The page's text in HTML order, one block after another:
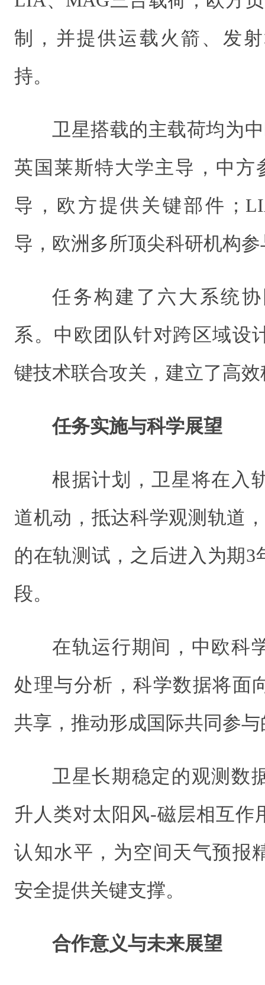
制，并提供运载火箭、发
持。
卫星搭载的主载荷均为
英国莱斯特大学主导，中方
导，欧方提供关键部件；
导，欧洲多所顶尖科研机构
任务构建了六大系统
系。中欧团队针对跨区域设
键技术联合攻关，建立了高
任务实施与科学展望
根据计划，卫星将在入
道机动，抵达科学观测轨道
的在轨测试，之后进入为期3
段。
在轨运行期间，中欧科
处理与分析，科学数据将面
共享，推动形成国际共同参
卫星长期稳定的观测数
升人类对太阳风-磁层相互作
认知水平，为空间天气预报
安全提供关键支撑。
合作意义与未来展望